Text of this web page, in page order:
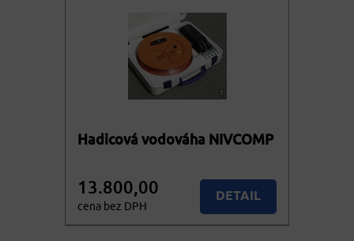
Hadicová vodováha NIVCOMP
13.800,00
cena bez DPH
DETAIL
KOUPIT